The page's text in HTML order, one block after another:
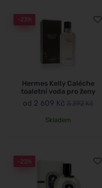
-23%
Hermes Kelly Caléche
toaletní voda pro ženy
od 2 609 Kč 3 392 Kč
Skladem
-23%